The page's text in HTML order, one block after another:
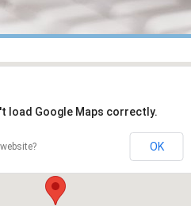
load Google Maps correctly.
OK